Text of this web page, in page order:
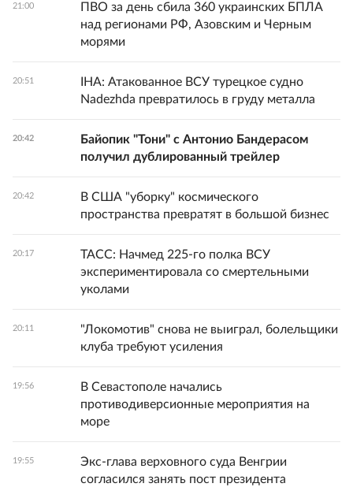
21:00
ПВО за день сбила 360 украинских БПЛА
над регионами РФ, Азовским и Черным
морями
20:51
IHA: Атакованное ВСУ турецкое судно
Nadezhda превратилось в груду металла
20:42
Байопик "Тони" с Антонио Бандерасом
получил дублированный трейлер
20:42
В США "уборку" космического
пространства превратят в большой бизнес
20:17
ТАСС: Начмед 225-го полка ВСУ
экспериментировала со смертельными
уколами
20:11
"Локомотив" снова не выиграл, болельщики
клуба требуют усиления
19:56
В Севастополе начались
противодиверсионные мероприятия на
море
19:55
Экс-глава верховного суда Венгрии
согласился занять пост президента